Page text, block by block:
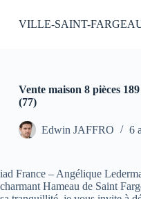
u
o
n
u
VILLE-SAINT-
Vente maison 8 pièces
(77)
Edwin JAFFRO 6
iad France – Angélique
charmant Hameau de Saint